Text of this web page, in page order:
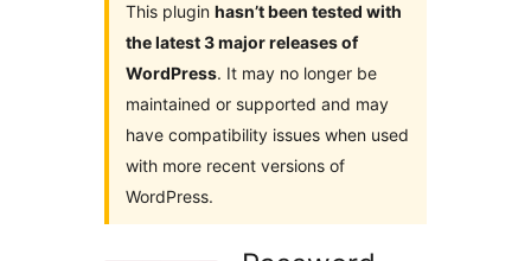
This plugin hasn’t been tested with
the latest 3 major releases of
WordPress. It may no longer be
maintained or supported and may
have compatibility issues when used
with more recent versions of
WordPress.